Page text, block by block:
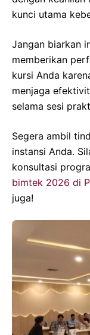
kunci utama
Jangan biarkan
memberikan
kursi Anda
menjaga
selama sesi
Segera ambil
instansi Anda.
konsultasi
bimtek 2026 di
juga!